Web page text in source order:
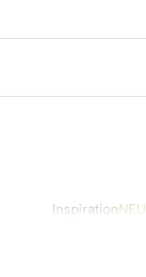
InspirationNEU